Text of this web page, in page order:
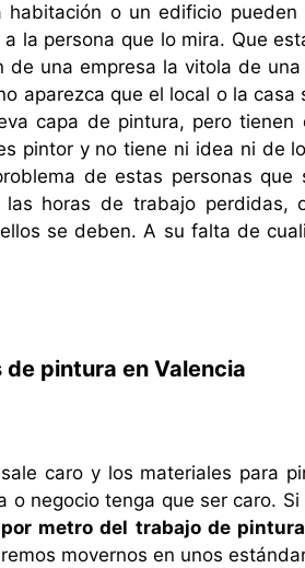
o un edificio
la persona que lo mira. Que
una empresa la vitola de
aparezca que el local o la
capa de pintura, pero
pintor y no tiene ni idea ni de
de estas personas
las horas de trabajo
se deben. A su falta de
pintura en Valencia
caro y los materiales para
o negocio tenga que ser caro.
metro del trabajo de
movernos en unos